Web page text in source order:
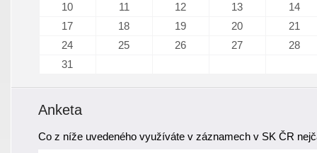
10
11 12 13
14
17
18 19 20
21
24
25 26 27
28
31
Anketa
Co z níže uvedeného využíváte v záznamech v SK ČR